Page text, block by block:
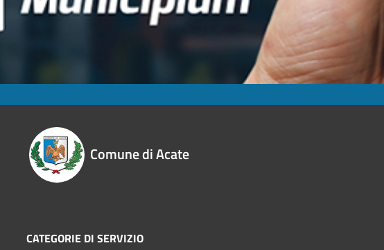
Comune di Acate
CATEGORIE DI SERVIZIO